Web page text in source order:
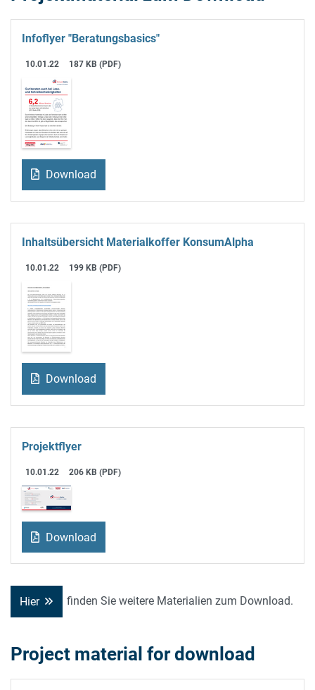
Infoflyer "Beratungsbasics"
10.01.22 187 KB (PDF)
Download
Inhaltsübersicht Materialkoffer KonsumAlpha
10.01.22 199 KB (PDF)
Download
Projektflyer
10.01.22 206 KB (PDF)
Download
Hier finden Sie weitere Materialien zum Download.
Project material for download